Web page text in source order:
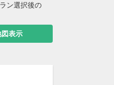
ン選択後の
図表示